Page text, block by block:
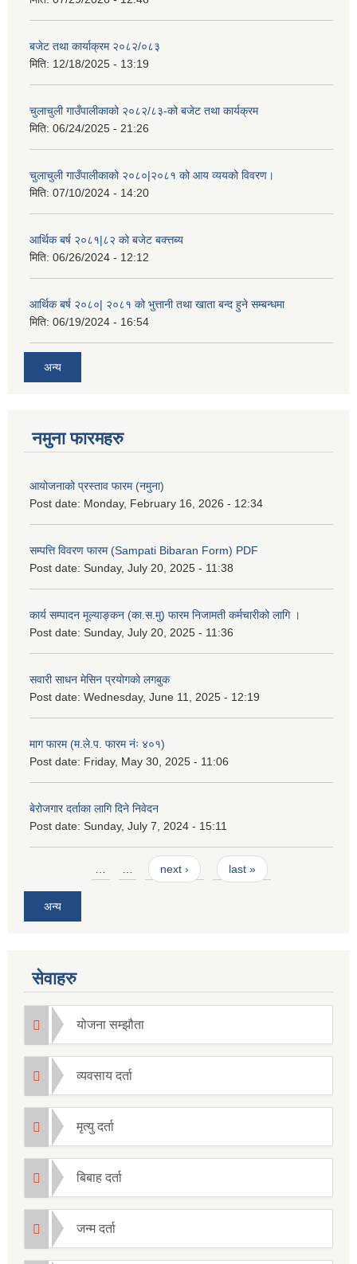
बजेट तथा कार्याक्रम २०८२/०८३
मिति: 12/18/2025 - 13:19
चुलाचुली गाउँपालीकाको २०८२/८३-को बजेट तथा कार्यक्रम
मिति: 06/24/2025 - 21:26
चुलाचुली गाउँपालीकाको २०८०|२०८१ को आय व्ययको विवरण।
मिति: 07/10/2024 - 14:20
आर्थिक बर्ष २०८१|८२ को बजेट बक्त्तब्य
मिति: 06/26/2024 - 12:12
आर्थिक बर्ष २०८०| २०८१ को भुत्तानी तथा खाता बन्द हुने सम्बन्धमा
मिति: 06/19/2024 - 16:54
अन्य
नमुना फारमहरु
आयोजनाको प्रस्ताव फारम (नमुना)
Post date: Monday, February 16, 2026 - 12:34
सम्पत्ति विवरण फारम (Sampati Bibaran Form) PDF
Post date: Sunday, July 20, 2025 - 11:38
कार्य सम्पादन मूल्याङ्कन (का.स.मु) फारम निजामती कर्मचारीको लागि ।
Post date: Sunday, July 20, 2025 - 11:36
सवारी साधन मेसिन प्रयोगको लगबुक
Post date: Wednesday, June 11, 2025 - 12:19
माग फारम (म.ले.प. फारम नंः ४०१)
Post date: Friday, May 30, 2025 - 11:06
बेरोजगार दर्ताका लागि दिने निवेदन
Post date: Sunday, July 7, 2024 - 15:11
… … next › last »
अन्य
सेवाहरु
योजना सम्झौता
व्यवसाय दर्ता
मृत्यु दर्ता
बिबाह दर्ता
जन्म दर्ता